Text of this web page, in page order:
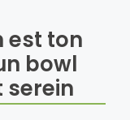
est ton
bowl
serein